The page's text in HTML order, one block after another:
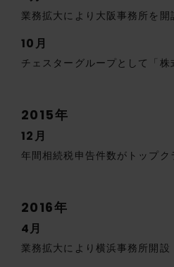
業務拡大により大阪事務所を開
10月
チェスターグループとして「
2015年
12月
年間相続税申告件数がトップ
2016年
4月
業務拡大により横浜事務所開設